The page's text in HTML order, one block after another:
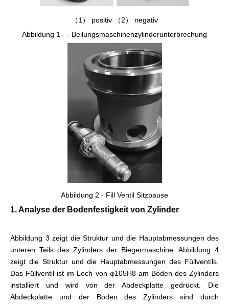
（1） positiv （2） negativ
Abbildung 1 - - Beilungsmaschinenzylinderunterbrechung
Abbildung 2 - Fill Ventil Sitzpause
1. Analyse der Bodenfestigkeit von Zylinder
Abbildung 3 zeigt die Struktur und die Hauptabmessungen des
unteren Teils des Zylinders der Biegermaschine. Abbildung 4
zeigt die Struktur und die Hauptabmessungen des Füllventils.
Das Füllventil ist im Loch von φ105H8 am Boden des Zylinders
installiert und wird von der Abdeckplatte gedrückt. Die
Abdeckplatte und der Boden des Zylinders sind durch